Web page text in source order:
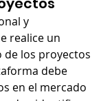
y
realice un
de los proyectos
debe
en el mercado